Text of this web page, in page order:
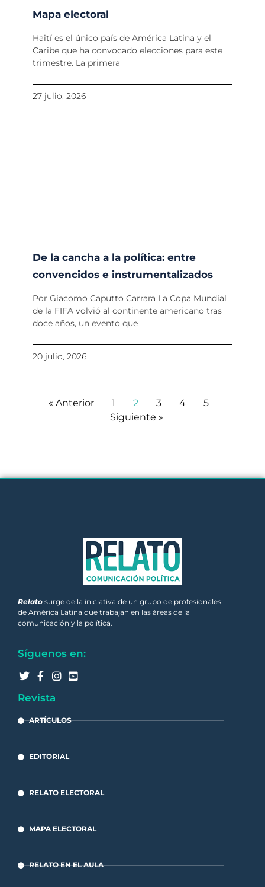
Mapa electoral
Haití es el único país de América Latina y el
Caribe que ha convocado elecciones para este
trimestre. La primera
27 julio, 2026
De la cancha a la política: entre
convencidos e instrumentalizados
Por Giacomo Caputto Carrara La Copa Mundial
de la FIFA volvió al continente americano tras
doce años, un evento que
20 julio, 2026
« Anterior 1 2 3 4
5
Siguiente »
Relato surge de la iniciativa de un grupo de profesionales
de América Latina que trabajan en las áreas de la
comunicación y la política.
Síguenos en:
Revista
ARTÍCULOS
EDITORIAL
RELATO ELECTORAL
MAPA ELECTORAL
RELATO EN EL AULA